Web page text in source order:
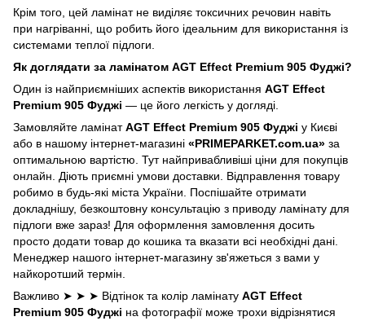
Крім того, цей ламінат не виділяє токсичних речовин навіть
при нагріванні, що робить його ідеальним для використання із
системами теплої підлоги.
Як доглядати за ламінатом AGT Effect Premium 905 Фуджі?
Один із найприємніших аспектів використання AGT Effect
Premium 905 Фуджі — це його легкість у догляді.
Замовляйте ламінатAGT Effect Premium 905 Фуджі у Києві
або в нашому інтернет-магазині «PRIMEPARKET.com.ua» за
оптимальною вартістю. Тут найпривабливіші ціни для покупців
онлайн. Діють приємні умови доставки. Відправлення товару
робимо в будь-які міста України. Поспішайте отримати
докладнішу, безкоштовну консультацію з приводу ламінату для
підлоги вже зараз! Для оформлення замовлення досить
просто додати товар до кошика та вказати всі необхідні дані.
Менеджер нашого інтернет-магазину зв'яжеться з вами у
найкоротший термін.
Важливо ➤ ➤ ➤ Відтінок та колір ламінату AGT Effect
Premium 905 Фуджі на фотографії може трохи відрізнятися